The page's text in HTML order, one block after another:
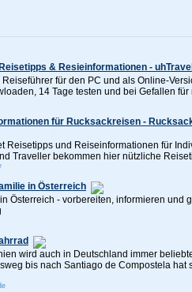
& Resieinformationen - uhTravel
für den PC und als Online-
14 Tage testen und bei Gefallen
für Rucksackreisen -
Reisetipps und Reiseinformationen für
Traveller bekommen hier nützliche
in Österreich
Österreich - vorbereiten, informieren und
wird auch in Deutschland immer
bis nach Santiago de Compostela